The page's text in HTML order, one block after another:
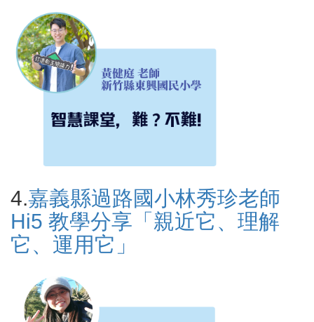
4.嘉義縣過路國小林秀珍老師
Hi5 教學分享「親近它、理解
它、運用它」